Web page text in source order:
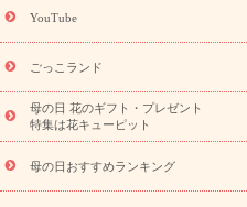
ギフト
「き
用途から探す お祝いの花特
一覧
お祝い
結婚記念日
結婚祝い 出産
祝い・長寿祝い
プチギフト
元・暑中見舞い
敬老の日
お供え
お供え・お悔やみ商品
十九日法要以降に贈る花
通夜
YouTube
ごっこランド
母の日 花のギフト・プレゼント
特集は花キューピット
母の日おすすめランキング